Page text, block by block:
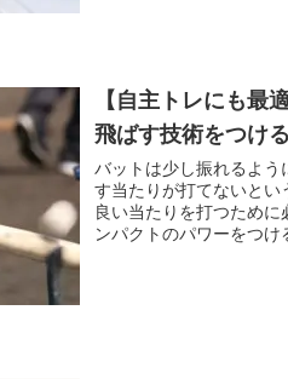
【自主トレにも最
飛ばす技術をつける
バットは少し振れるよ
す当たりが打てないとい
良い当たりを打つため
ンパクトのパワーをつけ